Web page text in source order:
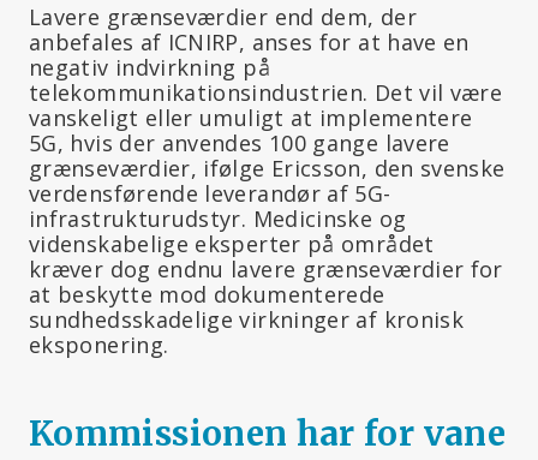
Lavere grænseværdier end dem, der
anbefales af ICNIRP, anses for at have en
negativ indvirkning på
telekommunikationsindustrien. Det vil være
vanskeligt eller umuligt at implementere
5G, hvis der anvendes 100 gange lavere
grænseværdier, ifølge Ericsson, den svenske
verdensførende leverandør af 5G-
infrastrukturudstyr. Medicinske og
videnskabelige eksperter på området
kræver dog endnu lavere grænseværdier for
at beskytte mod dokumenterede
sundhedsskadelige virkninger af kronisk
eksponering.
Kommissionen har for vane